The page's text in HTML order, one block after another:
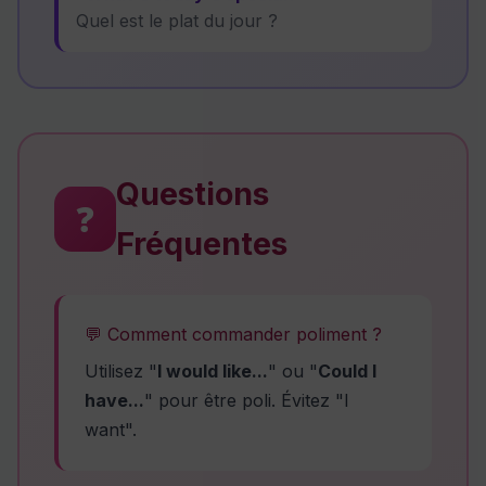
Quel est le plat du jour ?
❓
Questions
Fréquentes
💬 Comment commander poliment ?
Utilisez "I would like... " ou "Could I
have... " pour être poli. Évitez "I
want".